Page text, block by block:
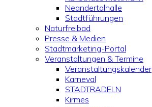
Neandertalhalle
Stadtführungen
Naturfreibad
Presse & Medien
Stadtmarketing-Portal
Veranstaltungen & Termine
Veranstaltungskalender
Karneval
STADTRADELN
Kirmes